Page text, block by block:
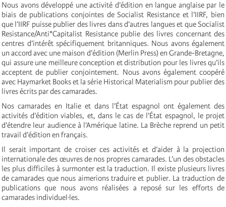
Nous avons développé une activité d’édition en langue anglaise par le
biais de publications conjointes de Socialist Resistance et l’IIRF, bien
que l’IIRF puisse publier des livres dans d’autres langues et que Socialist
Resistance/Anti*Capitalist Resistance publie des livres concernant des
centres d’intérêt spécifiquement britanniques. Nous avons également
un accord avec une maison d’édition (Merlin Press) en Grande-Bretagne,
qui assure une meilleure conception et distribution pour les livres qu’ils
acceptent de publier conjointement. Nous avons également coopéré
avec Haymarket Books et la série Historical Materialism pour publier des
livres écrits par des camarades.
Nos camarades en Italie et dans l’État espagnol ont également des
activités d’édition viables, et, dans le cas de l’État espagnol, le projet
d’étendre leur audience à l’Amérique latine. La Brèche reprend un petit
travail d’édition en français.
Il serait important de croiser ces activités et d’aider à la projection
internationale des œuvres de nos propres camarades. L’un des obstacles
les plus difficiles à surmonter est la traduction. Il existe plusieurs livres
de camarades que nous aimerions traduire et publier. La traduction de
publications que nous avons réalisées a reposé sur les efforts de
camarades individuel·les.